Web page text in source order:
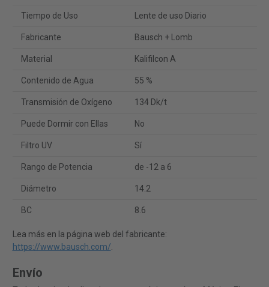
Tiempo de Uso Lente de uso Diario
Fabricante Bausch + Lomb
Material Kalifilcon A
Contenido de Agua 55 %
Transmisión de Oxígeno 134 Dk/t
Puede Dormir con Ellas No
Filtro UV Sí
Rango de Potencia de -12 a 6
Diámetro 14.2
BC 8.6
Lea más en la página web del fabricante:
https://www.bausch.com/.
Envío